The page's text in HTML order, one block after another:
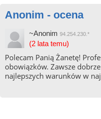
Anonim - ocena
~Anonim 94.254.230.*
(2 lata temu)
Polecam Panią Żanetę!
obowiązków. Zawsze
najlepszych warunków w